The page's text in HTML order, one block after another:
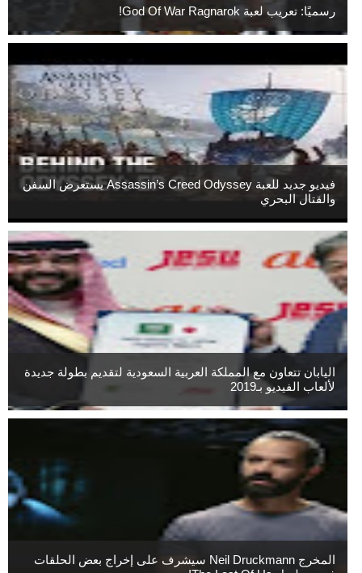
رسميًا: تعريب لعبة God Of War Ragnarok!
فيديو جديد للعبة Assassin’s Creed Odyssey يستعرض السفن
والقتال البحري
اليابان تتعاون مع المملكة العربية السعودية لتقديم بطولة جديدة
لألعاب الفيديو بـ2019
المخرج Neil Druckmann سيشرف على إخراج بعض الحلقات